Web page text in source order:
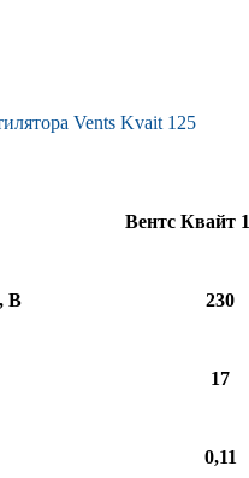
Vents Kvait 125
Вентс Квайт
В 230
17
0,11